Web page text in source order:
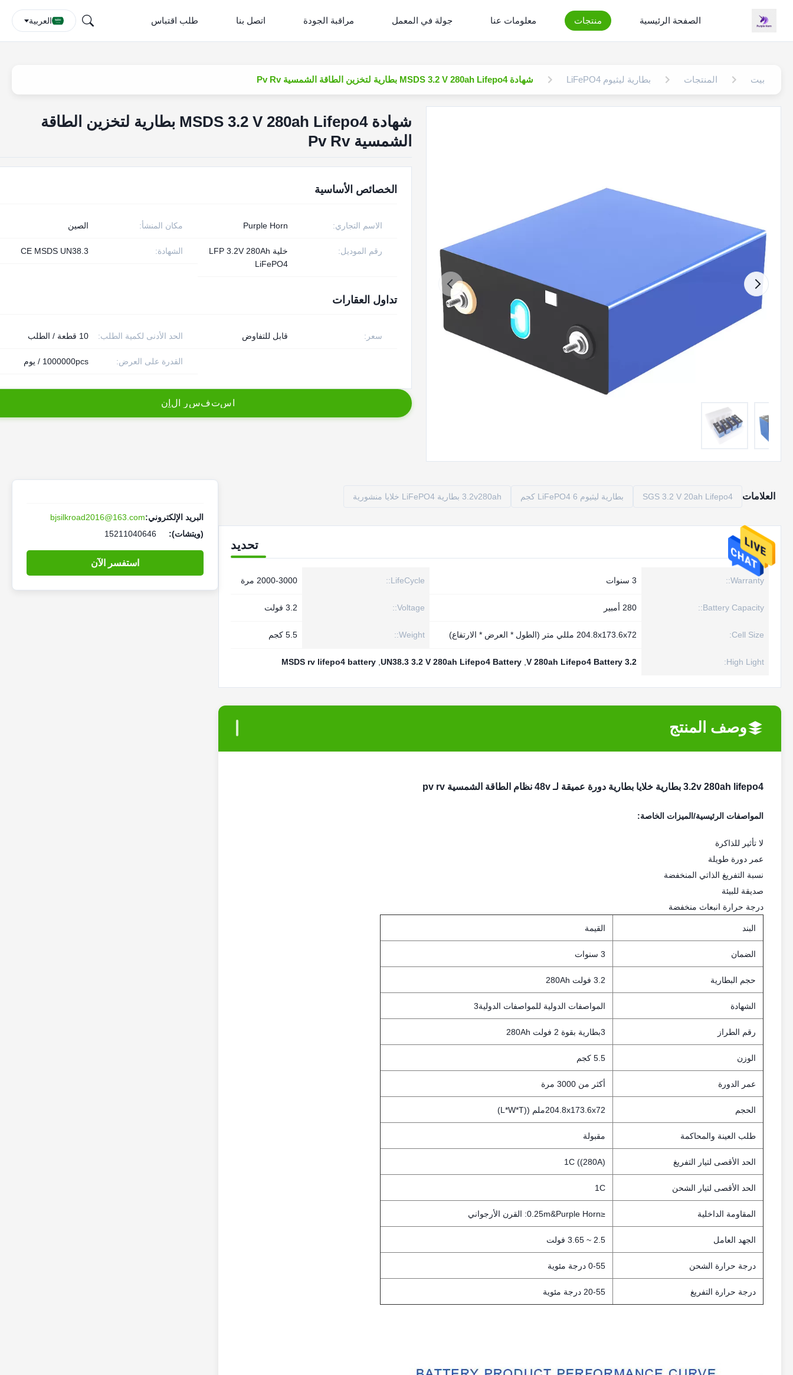
الصفحة الرئيسية منتجات معلومات عنا جولة في المعمل مراقبة الجودة اتصل بنا طلب اقتباس العربية
بيت المنتجات بطارية ليثيوم LiFePO4 شهادة MSDS 3.2 V 280ah Lifepo4 بطارية لتخزين الطاقة الشمسية Pv Rv
شهادة MSDS 3.2 V 280ah Lifepo4 بطارية لتخزين الطاقة
الشمسية Pv Rv
الخصائص الأساسية
مكان المنشأ: الصين الاسم التجاري: Purple Horn
الشهادة: CE MSDS UN38.3 رقم الموديل:
خلية LFP 3.2V 280Ah
LiFePO4
تداول العقارات
الحد الأدنى لكمية الطلب: 10 قطعة / الطلب سعر: قابل للتفاوض
القدرة على العرض: 1000000pcs / يوم
ستفسر ل ن
العلامات SGS 3.2 V 20ah Lifepo4 بطارية ليثيوم LiFePO4 6 كجم 3.2v280ah بطارية LiFePO4 خلايا منشورية
تحديد
Warranty:: 3 سنوات LifeCycle:: 2000-3000 مرة
Battery Capacity:: 280 أمبير Voltage:: 3.2 فولت
Cell Size: 204.8x173.6x72 مللي متر (الطول * العرض * الارتفاع) Weight:: 5.5 كجم
High Light:
3.2 V 280ah Lifepo4 Battery
UN38.3 3.2 V 280ah Lifepo4 Battery
MSDS rv lifepo4 battery
وصف المنتج
3.2v 280ah lifepo4 بطارية خلايا بطارية دورة عميقة لـ 48v نظام الطاقة الشمسية pv rv
المواصفات الرئيسية/الميزات الخاصة:
لا تأثير للذاكرة
عمر دورة طويلة
نسبة التفريغ الذاتي المنخفضة
صديقة للبيئة
درجة حرارة انبعاث منخفضة
البند القيمة
الضمان 3 سنوات
حجم البطارية 3.2 فولت 280Ah
الشهادة المواصفات الدولية للمواصفات الدولية3
رقم الطراز 3بطارية بقوة 2 فولت 280Ah
الوزن 5.5 كجم
عمر الدورة أكثر من 3000 مرة
الحجم 204.8x173.6x72ملم ((L*W*T)
طلب العينة والمحاكمة مقبولة
الحد الأقصى لتيار التفريغ 1C ((280A)
الحد الأقصى لتيار الشحن 1C
المقاومة الداخلية ≤0.25m&Purple Horn: القرن الأرجواني
الجهد العامل 2.5 ~ 3.65 فولت
درجة حرارة الشحن 0-55 درجة مئوية
درجة حرارة التفريغ 20-55 درجة مئوية
البريد الإلكتروني:bjsilkroad2016@163.com
(ويتشات):
15211040646
استفسر الآن